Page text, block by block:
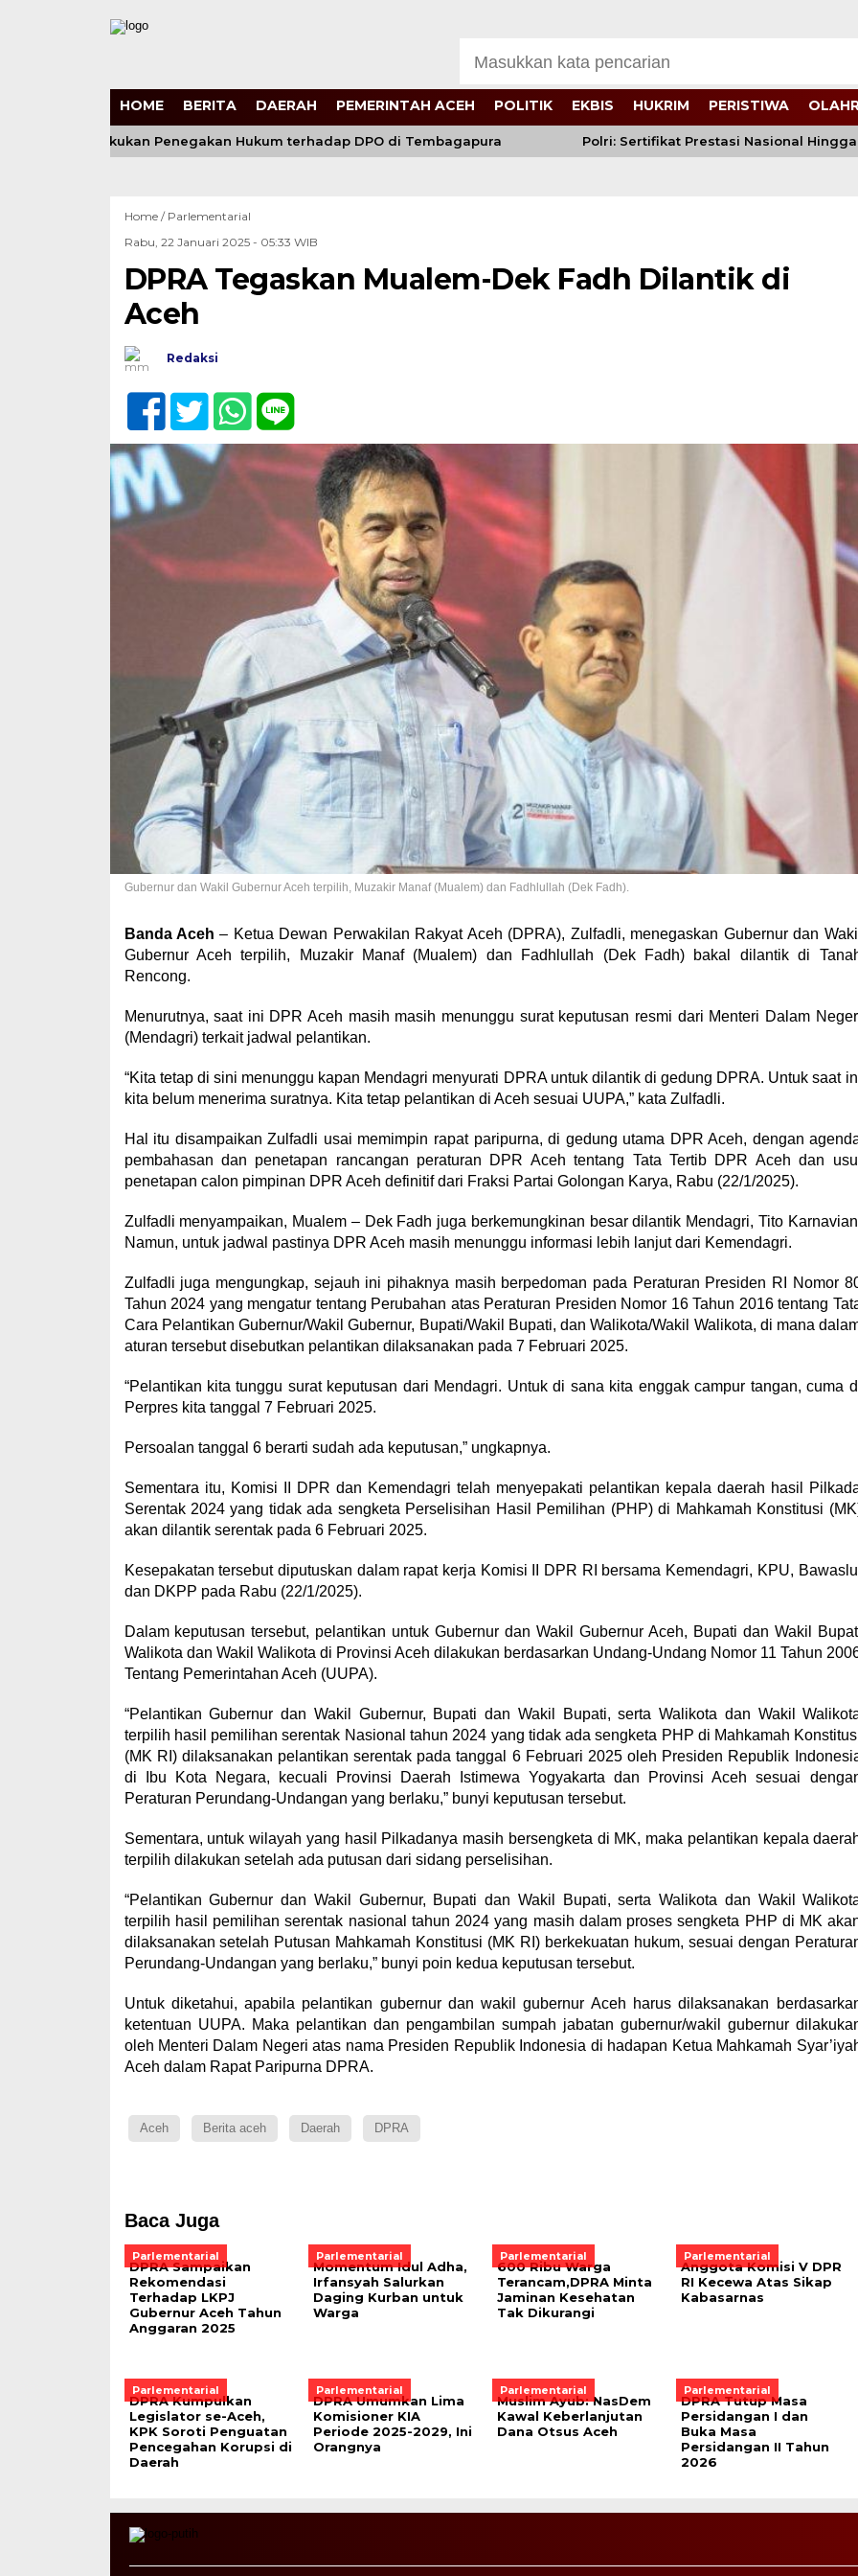
HOME BERITA DAERAH PEMERINTAH ACEH POLITIK EKBIS HUKRIM PERISTIWA
Lakukan Penegakan Hukum terhadap DPO di Tembagapura Polri: Sertifikat Prestasi Nasional Hingga
Home / Parlementarial
Rabu, 22 Januari 2025 - 05:33 WIB
DPRA Tegaskan Mualem-Dek Fadh Dilantik di
Aceh
Redaksi
Gubernur dan Wakil Gubernur Aceh terpilih, Muzakir Manaf (Mualem) dan Fadhlullah (Dek Fadh).
Banda Aceh – Ketua Dewan Perwakilan Rakyat Aceh (DPRA), Zulfadli, menegaskan Gubernur dan Wakil
Gubernur Aceh terpilih, Muzakir Manaf (Mualem) dan Fadhlullah (Dek Fadh) bakal dilantik di
Rencong.
Menurutnya, saat ini DPR Aceh masih masih menunggu surat keputusan resmi dari Menteri Dalam
(Mendagri) terkait jadwal pelantikan.
“Kita tetap di sini menunggu kapan Mendagri menyurati DPRA untuk dilantik di gedung DPRA. Untuk saat
kita belum menerima suratnya. Kita tetap pelantikan di Aceh sesuai UUPA,” kata Zulfadli.
Hal itu disampaikan Zulfadli usai memimpin rapat paripurna, di gedung utama DPR Aceh, dengan
pembahasan dan penetapan rancangan peraturan DPR Aceh tentang Tata Tertib DPR Aceh dan usul
penetapan calon pimpinan DPR Aceh definitif dari Fraksi Partai Golongan Karya, Rabu (22/1/2025).
Zulfadli menyampaikan, Mualem – Dek Fadh juga berkemungkinan besar dilantik Mendagri, Tito
Namun, untuk jadwal pastinya DPR Aceh masih menunggu informasi lebih lanjut dari Kemendagri.
Zulfadli juga mengungkap, sejauh ini pihaknya masih berpedoman pada Peraturan Presiden RI Nomor
Tahun 2024 yang mengatur tentang Perubahan atas Peraturan Presiden Nomor 16 Tahun 2016 tentang
Cara Pelantikan Gubernur/Wakil Gubernur, Bupati/Wakil Bupati, dan Walikota/Wakil Walikota, di mana
aturan tersebut disebutkan pelantikan dilaksanakan pada 7 Februari 2025.
“Pelantikan kita tunggu surat keputusan dari Mendagri. Untuk di sana kita enggak campur tangan, cuma
Perpres kita tanggal 7 Februari 2025.
Persoalan tanggal 6 berarti sudah ada keputusan,” ungkapnya.
Sementara itu, Komisi II DPR dan Kemendagri telah menyepakati pelantikan kepala daerah hasil
Serentak 2024 yang tidak ada sengketa Perselisihan Hasil Pemilihan (PHP) di Mahkamah Konstitusi
akan dilantik serentak pada 6 Februari 2025.
Kesepakatan tersebut diputuskan dalam rapat kerja Komisi II DPR RI bersama Kemendagri, KPU,
dan DKPP pada Rabu (22/1/2025).
Dalam keputusan tersebut, pelantikan untuk Gubernur dan Wakil Gubernur Aceh, Bupati dan Wakil
Walikota dan Wakil Walikota di Provinsi Aceh dilakukan berdasarkan Undang-Undang Nomor 11 Tahun
Tentang Pemerintahan Aceh (UUPA).
“Pelantikan Gubernur dan Wakil Gubernur, Bupati dan Wakil Bupati, serta Walikota dan Wakil
terpilih hasil pemilihan serentak Nasional tahun 2024 yang tidak ada sengketa PHP di Mahkamah
(MK RI) dilaksanakan pelantikan serentak pada tanggal 6 Februari 2025 oleh Presiden Republik
di Ibu Kota Negara, kecuali Provinsi Daerah Istimewa Yogyakarta dan Provinsi Aceh sesuai
Peraturan Perundang-Undangan yang berlaku,” bunyi keputusan tersebut.
Sementara, untuk wilayah yang hasil Pilkadanya masih bersengketa di MK, maka pelantikan kepala
terpilih dilakukan setelah ada putusan dari sidang perselisihan.
“Pelantikan Gubernur dan Wakil Gubernur, Bupati dan Wakil Bupati, serta Walikota dan Wakil
terpilih hasil pemilihan serentak nasional tahun 2024 yang masih dalam proses sengketa PHP di MK
dilaksanakan setelah Putusan Mahkamah Konstitusi (MK RI) berkekuatan hukum, sesuai dengan
Perundang-Undangan yang berlaku,” bunyi poin kedua keputusan tersebut.
Untuk diketahui, apabila pelantikan gubernur dan wakil gubernur Aceh harus dilaksanakan
ketentuan UUPA. Maka pelantikan dan pengambilan sumpah jabatan gubernur/wakil gubernur
oleh Menteri Dalam Negeri atas nama Presiden Republik Indonesia di hadapan Ketua Mahkamah
Aceh dalam Rapat Paripurna DPRA.
Aceh Berita aceh Daerah DPRA
Baca Juga
Parlementarial
DPRA Sampaikan
Rekomendasi
Terhadap LKPJ
Gubernur Aceh Tahun
Anggaran 2025
Parlementarial
Momentum Idul Adha,
Irfansyah Salurkan
Daging Kurban untuk
Warga
Parlementarial
600 Ribu Warga
Terancam,DPRA Minta
Jaminan Kesehatan
Tak Dikurangi
Parlementarial
Anggota Komisi V DPR
RI Kecewa Atas Sikap
Kabasarnas
Parlementarial
DPRA Kumpulkan
Legislator se-Aceh,
KPK Soroti Penguatan
Pencegahan Korupsi di
Daerah
Parlementarial
DPRA Umumkan Lima
Komisioner KIA
Periode 2025-2029, Ini
Orangnya
Parlementarial
Muslim Ayub: NasDem
Kawal Keberlanjutan
Dana Otsus Aceh
Parlementarial
DPRA Tutup Masa
Persidangan I dan
Buka Masa
Persidangan II Tahun
2026